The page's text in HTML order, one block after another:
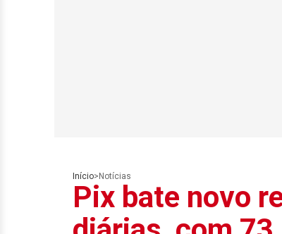
Início> Notícias
Pix bate novo